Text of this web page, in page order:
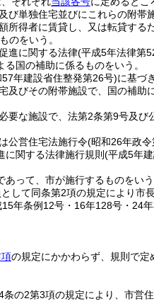
単独住宅並びにこれらの附帯施
得者に賃貸し、又は転貸する
のをいう。
進に関する法律(平成5年法律第
国の補助に係るものをいう。
年建設省住整発第26号)に基づ
びその附帯施設で、国の補助
な施設で、法第2条第9号及び
公営住宅法施行令(昭和26年政
関する法律施行規則 (平成5年
って、市が施行するものをいう
て同条第2項の規定により市長
年条例12号・16年128号・24
の規定にかかわらず、規則で定
条の2第3項の規定により、市営